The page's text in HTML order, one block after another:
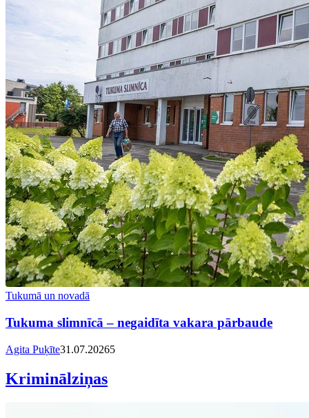
Tukumā un novadā
Tukuma slimnīcā – negaidīta vakara pārbaude
Agita Puķīte31.07.20265
Kriminālziņas